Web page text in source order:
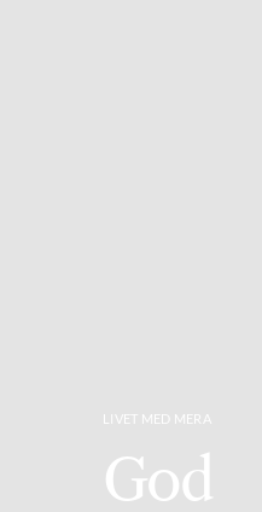
LIVET MED MERA
God